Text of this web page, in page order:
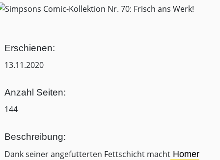
Erschienen:
13.11.2020
Anzahl Seiten:
144
Beschreibung:
Dank seiner angefutterten Fettschicht macht Homer